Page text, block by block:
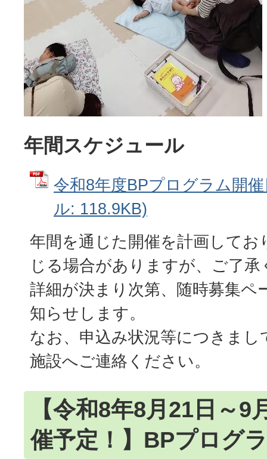
年間スケジュール
令和8年度BPプログラム開
ル: 118.9KB)
年間を通じた開催を計画してお
じる場合がありますが、ご了承
詳細が決まり次第、随時募集ペ
知らせします。
なお、申込み状況等につきまし
施設へご連絡ください。
【令和8年8月21日～9
催予定！】BPプログ